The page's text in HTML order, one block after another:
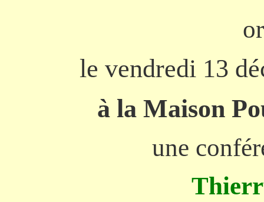
le vendredi 13
à la Maison
une